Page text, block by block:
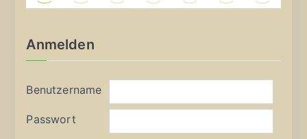
Anmelden
Benutzername
Passwort